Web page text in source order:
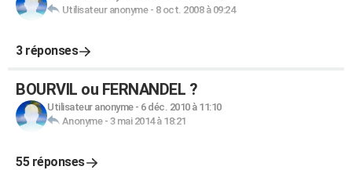
Utilisateur anonyme- 8 oct. 2008 à 09:24
3 réponses
BOURVIL ou FERNANDEL ?
Utilisateur anonyme- 6 déc. 2010 à 11:10
Anonyme- 3 mai 2014 à 18:21
55 réponses